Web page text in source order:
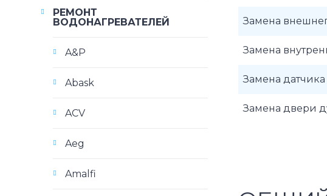
Замена
Замена
Замена
Замена двери
РЕМОНТ
ВОДОНАГРЕВАТЕЛЕЙ
A&P
Abask
ACV
Aeg
Amalfi